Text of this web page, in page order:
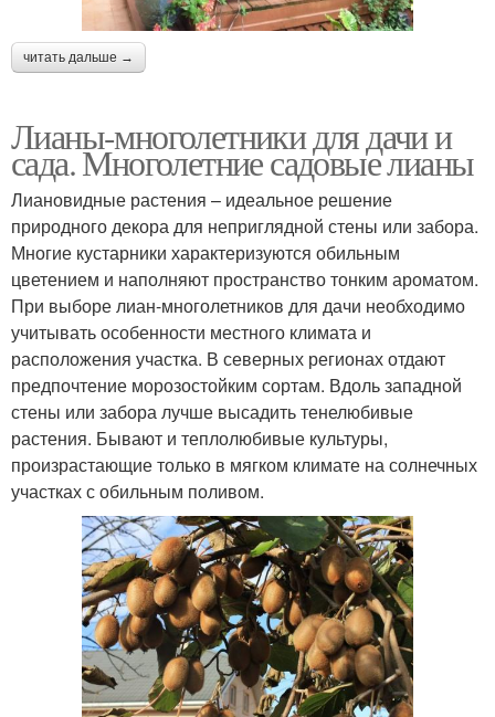
читать дальше →
Лианы-многолетники для дачи и
сада. Многолетние садовые лианы
Лиановидные растения – идеальное решение
природного декора для неприглядной стены или забора.
Многие кустарники характеризуются обильным
цветением и наполняют пространство тонким ароматом.
При выборе лиан-многолетников для дачи необходимо
учитывать особенности местного климата и
расположения участка. В северных регионах отдают
предпочтение морозостойким сортам. Вдоль западной
стены или забора лучше высадить тенелюбивые
растения. Бывают и теплолюбивые культуры,
произрастающие только в мягком климате на солнечных
участках с обильным поливом.